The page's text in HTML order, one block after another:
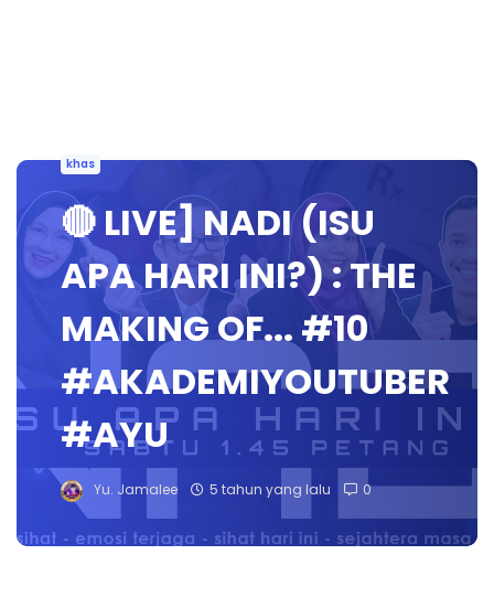
khas
🔴 LIVE] NADI (ISU
APA HARI INI?) : THE
MAKING OF... #10
#AKADEMIYOUTUBER
#AYU
Yu. Jamalee 5 tahun yang lalu 0